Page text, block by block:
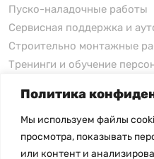
Политика
Мы используем файлы
просмотра, показывать
или контент и
Пуско-наладочные работы
Сервисная поддержка и
Строительно монтажные
Тренинги и обучение
xFusion
xFusion
xFusion AI Solution